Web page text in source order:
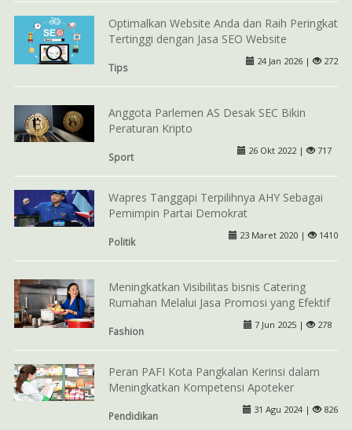
Optimalkan Website Anda dan Raih Peringkat
Tertinggi dengan Jasa SEO Website
Tips
24 Jan 2026 | 272
Anggota Parlemen AS Desak SEC Bikin
Peraturan Kripto
Sport
26 Okt 2022 | 717
Wapres Tanggapi Terpilihnya AHY Sebagai
Pemimpin Partai Demokrat
Politik
23 Maret 2020 | 1410
Meningkatkan Visibilitas bisnis Catering
Rumahan Melalui Jasa Promosi yang Efektif
Fashion
7 Jun 2025 | 278
Peran PAFI Kota Pangkalan Kerinsi dalam
Meningkatkan Kompetensi Apoteker
Pendidikan
31 Agu 2024 | 826